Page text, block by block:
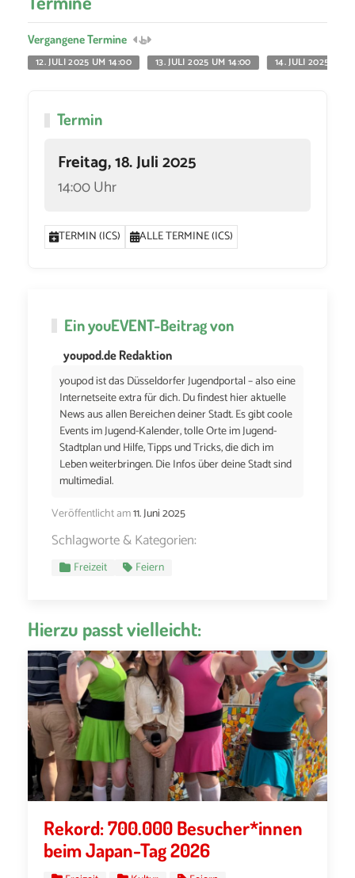
Vergangene Termine
12. JULI 2025 UM 14:00
13. JULI 2025 UM 14:00 14. JULI 2025 UM
Termin
Freitag, 18. Juli 2025
14:00 Uhr
TERMIN (ICS) ALLE TERMINE (ICS)
EinyouEVENT-Beitrag von
youpod.de Redaktion
youpod ist das Düsseldorfer Jugendportal – also eine
Internetseite extra für dich. Du findest hier aktuelle
News aus allen Bereichen deiner Stadt. Es gibt coole
Events im Jugend-Kalender, tolle Orte im Jugend-
Stadtplan und Hilfe, Tipps und Tricks, die dich im
Leben weiterbringen. Die Infos über deine Stadt sind
multimedial.
Veröffentlicht am11. Juni 2025
Schlagworte & Kategorien:
Freizeit Feiern
Hierzu passt vielleicht:
Rekord: 700.000 Besucher*innen
beim Japan-Tag 2026